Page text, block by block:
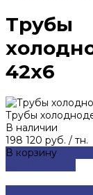
Трубы
42x6
Трубы
В наличии
198 120 руб. / тн.
В корзину